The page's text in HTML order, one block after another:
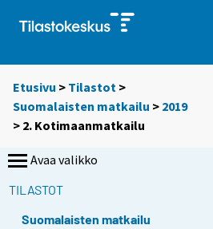
Etusivu > Tilastot >
Suomalaisten matkailu > 2019
> 2. Kotimaanmatkailu
Avaa valikko
TILASTOT
Suomalaisten matkailu